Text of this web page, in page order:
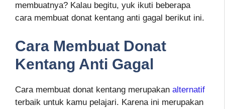
membuatnya? Kalau begitu, yuk ikuti beberapa
cara membuat donat kentang anti gagal berikut ini.
Cara Membuat Donat
Kentang Anti Gagal
Cara membuat donat kentang merupakan alternatif
terbaik untuk kamu pelajari. Karena ini merupakan